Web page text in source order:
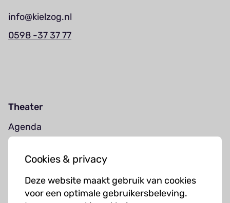
Cookies & privacy
Deze website maakt gebruik van cookies
voor een optimale gebruikersbeleving.
info@kielzog.nl
0598 -37 37 77
Theater
Agenda
Muziekcursussen